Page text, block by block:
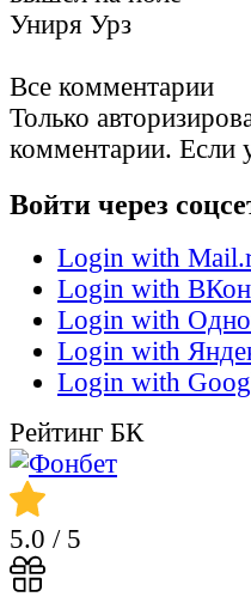
Униря Урз
Все комментарии
Только
комментарии. Если
Войти через
Login with
Login with
Login with
Login with
Login with
Рейтинг БК
5.0 / 5